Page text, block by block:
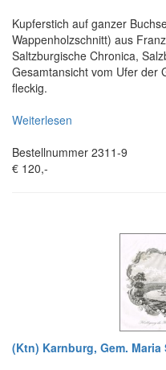
Kupferstich auf ganzer
Wappenholzschnitt) aus
Saltzburgische Chronica,
Gesamtansicht vom Ufer der
fleckig.
Weiterlesen
Bestellnummer 2311-9
€ 120,-
(Ktn) Karnburg, Gem. Maria